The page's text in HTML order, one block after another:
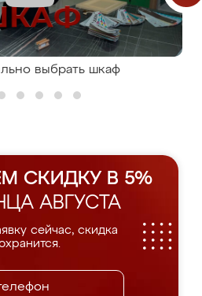
выбрать шкаф
СКИДКУ В 5%
АВГУСТА
сейчас, скидка